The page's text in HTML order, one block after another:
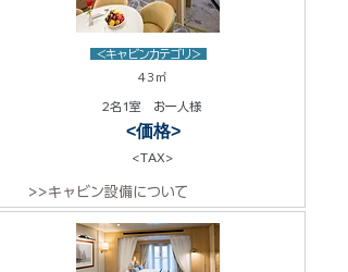
<キャビンカテゴリ>
43㎡
2名1室 お一人様
<価格>
<TAX>
>>キャビン設備について